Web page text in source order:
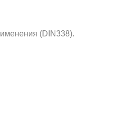
(DIN338).